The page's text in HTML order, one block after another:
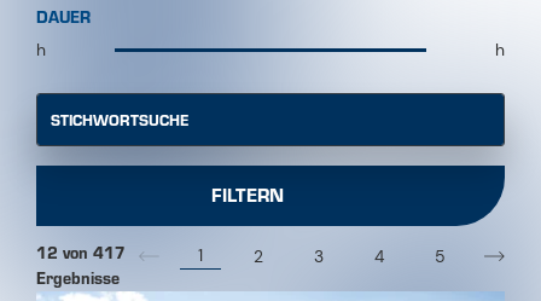
DAUER
Min
h Max
h
STICHWORTSUCHE
FILTERN
12 von 417
Ergebnisse
1 2 3 4 5